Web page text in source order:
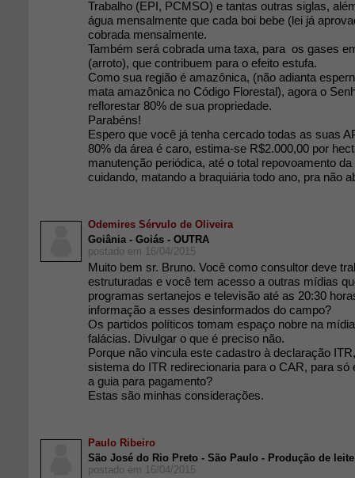
Trabalho (EPI, PCMSO) e tantas outras siglas,
água mensalmente que cada boi bebe (lei já
cobrada mensalmente.
Também será cobrada uma taxa, para os gases
(arroto), que contribuem para o efeito estufa.
Como sua região é amazônica, (não adianta
mata amazônica no Código Florestal), agora o
reflorestar 80% de sua propriedade.
Parabéns!
Espero que você já tenha cercado todas as suas
80% da área é caro, estima-se R$2.000,00 por
manutenção periódica, até o total repovoamento
cuidando, matando a braquiária todo ano, pra não
Odemires Sérvulo de Oliveira
Goiânia - Goiás - OUTRA
postado em 16/04/2015
Muito bem sr. Bruno. Você como consultor deve
estruturadas e você tem acesso a outras mídias
programas sertanejos e televisão até as 20:30
informação a esses desinformados do campo?
Os partidos políticos tomam espaço nobre na
falácias. Divulgar o que é preciso não.
Porque não vincula este cadastro à declaração
sistema do ITR redirecionaria para o CAR, para só
a guia para pagamento?
Estas são minhas considerações.
Paulo Ribeiro
São José do Rio Preto - São Paulo - Produção de leite
postado em 16/04/2015